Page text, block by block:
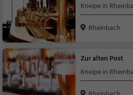
Kneipe in
Rheinbach
Zur alten Post
Kneipe in